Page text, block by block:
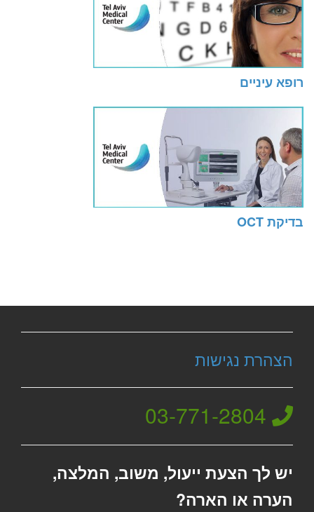
רופא עיניים
בדיקת OCT
הצהרת נגישות
03-771-2804
יש לך הצעת ייעול, משוב, המלצה,
הערה או הארה?